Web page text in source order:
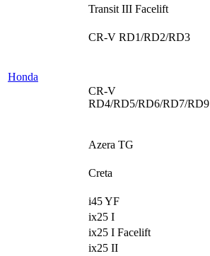
Transit III Facelift
Honda
CR-V RD1/RD2/RD3
CR-V
RD4/RD5/RD6/RD7/RD9
Azera TG
Creta
i45 YF
ix25 I
ix25 I Facelift
ix25 II